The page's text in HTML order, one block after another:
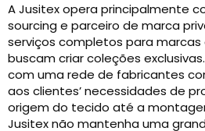
A Jusitex opera principalmente
sourcing e parceiro de marca
serviços completos para
buscam criar coleções
com uma rede de fabricantes
aos clientes’ necessidades de
origem do tecido até a
Jusitex não mantenha uma